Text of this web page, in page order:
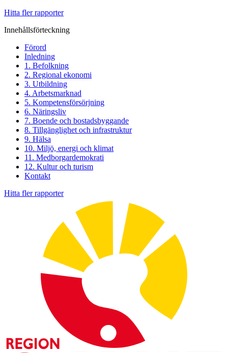
Hitta fler rapporter
Innehållsförteckning
Förord
Inledning
1. Befolkning
2. Regional ekonomi
3. Utbildning
4. Arbetsmarknad
5. Kompetensförsörjning
6. Näringsliv
7. Boende och bostadsbyggande
8. Tillgänglighet och infrastruktur
9. Hälsa
10. Miljö, energi och klimat
11. Medborgardemokrati
12. Kultur och turism
Kontakt
Hitta fler rapporter